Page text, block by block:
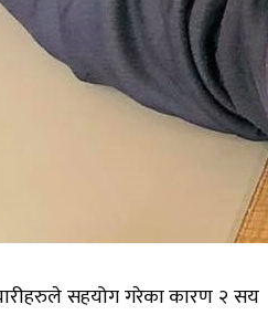
सहयोग गरेका कारण २ सय